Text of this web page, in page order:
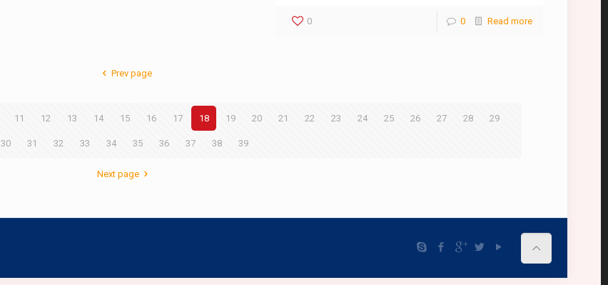
0 0 Read more
Prev page
11 12 13 14 15 16 17 18 19 20 21 22 23 24 25 26 27 28 29
30 31 32 33 34 35 36 37 38 39
Next page